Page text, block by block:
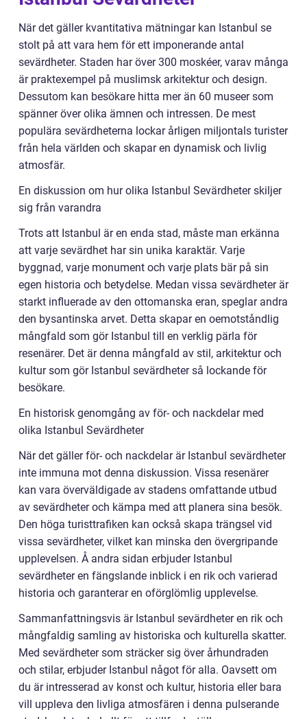
När det gäller kvantitativa mätningar kan Istanbul se
stolt på att vara hem för ett imponerande antal
sevärdheter. Staden har över 300 moskéer, varav många
är praktexempel på muslimsk arkitektur och design.
Dessutom kan besökare hitta mer än 60 museer som
spänner över olika ämnen och intressen. De mest
populära sevärdheterna lockar årligen miljontals turister
från hela världen och skapar en dynamisk och livlig
atmosfär.
En diskussion om hur olika Istanbul Sevärdheter skiljer
sig från varandra
Trots att Istanbul är en enda stad, måste man erkänna
att varje sevärdhet har sin unika karaktär. Varje
byggnad, varje monument och varje plats bär på sin
egen historia och betydelse. Medan vissa sevärdheter är
starkt influerade av den ottomanska eran, speglar andra
den bysantinska arvet. Detta skapar en oemotståndlig
mångfald som gör Istanbul till en verklig pärla för
resenärer. Det är denna mångfald av stil, arkitektur och
kultur som gör Istanbul sevärdheter så lockande för
besökare.
En historisk genomgång av för- och nackdelar med
olika Istanbul Sevärdheter
När det gäller för- och nackdelar är Istanbul sevärdheter
inte immuna mot denna diskussion. Vissa resenärer
kan vara överväldigade av stadens omfattande utbud
av sevärdheter och kämpa med att planera sina besök.
Den höga turisttrafiken kan också skapa trängsel vid
vissa sevärdheter, vilket kan minska den övergripande
upplevelsen. Å andra sidan erbjuder Istanbul
sevärdheter en fängslande inblick i en rik och varierad
historia och garanterar en oförglömlig upplevelse.
Sammanfattningsvis är Istanbul sevärdheter en rik och
mångfaldig samling av historiska och kulturella skatter.
Med sevärdheter som sträcker sig över århundraden
och stilar, erbjuder Istanbul något för alla. Oavsett om
du är intresserad av konst och kultur, historia eller bara
vill uppleva den livliga atmosfären i denna pulserande